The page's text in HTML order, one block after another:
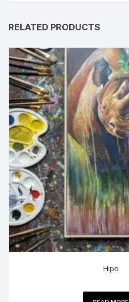
RELATED PRODUCTS
Hipo